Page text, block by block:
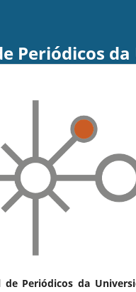
Periódicos da
Periódicos da